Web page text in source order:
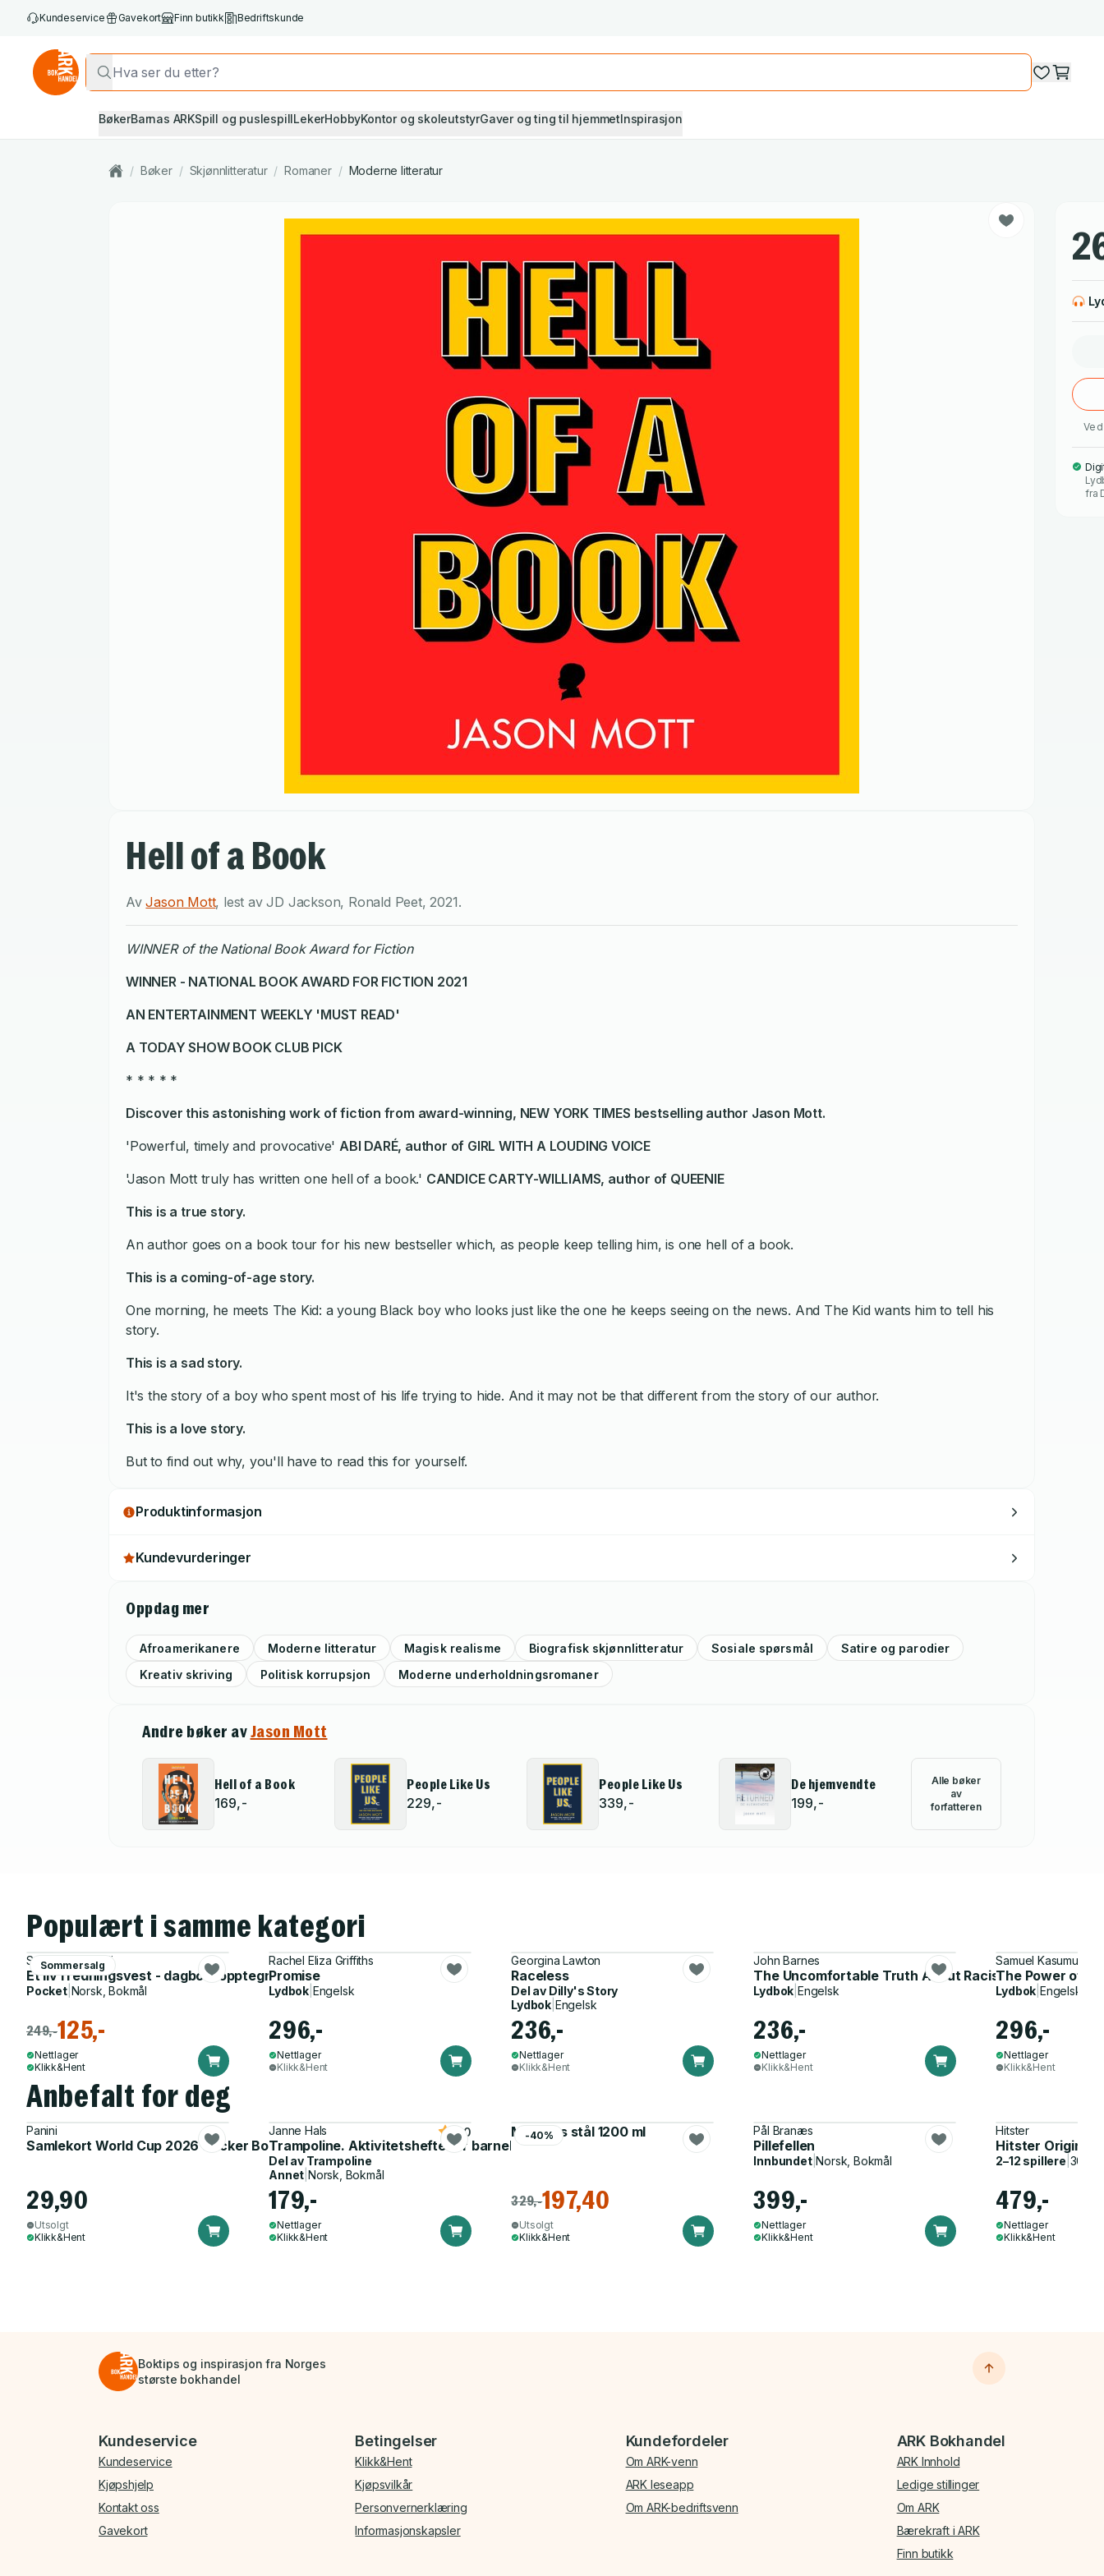
Kundeservice Gavekort Finn butikk Bedriftskunde
BøkerBarnas ARKSpill og puslespillLekerHobbyKontor og skoleutstyrGaver og ting til hjemmetInspirasjon
/ Bøker / Skjønnlitteratur / Romaner / Moderne litteratur
Hell of a Book
AvJason Mott, lest avJD Jackson, Ronald Peet,2021.
WINNER of the National Book Award for Fiction
WINNER - NATIONAL BOOK AWARD FOR FICTION 2021
AN ENTERTAINMENT WEEKLY 'MUST READ'
A TODAY SHOW BOOK CLUB PICK
* * * * *
Discover this astonishing work of fiction from award-winning, NEW YORK TIMES bestselling author Jason Mott.
'Powerful, timely and provocative' ABI DARÉ, author of GIRL WITH A LOUDING VOICE
'Jason Mott truly has written one hell of a book.' CANDICE CARTY-WILLIAMS, author of QUEENIE
This is a true story.
An author goes on a book tour for his new bestseller which, as people keep telling him, is one hell of a book.
This is a coming-of-age story.
One morning, he meets The Kid: a young Black boy who looks just like the one he keeps seeing on the news. And The Kid wants him to tell his
story.
This is a sad story.
It's the story of a boy who spent most of his life trying to hide. And it may not be that different from the story of our author.
This is a love story.
But to find out why, you'll have to read this for yourself.
Produktinformasjon
Kundevurderinger
Oppdag mer
Afroamerikanere Moderne litteratur Magisk realisme Biografisk skjønnlitteratur Sosiale spørsmål
Satire og parodier
Kreativ skriving
Politisk korrupsjon Moderne underholdningsromaner
Andre bøker avJason Mott
Hell of a Book
169,-
People Like Us
229,-
People Like Us
339,-
De hjemvendte
199,-
Alle bøker
av
forfatteren
fra
Populært i samme kategori
Sommersalg
Sumaya Jirde Ali
Et liv i redningsvest - dagboksopptegnelser om norsk rasisme
Pocket| Norsk, Bokmål
249,-125,-
Nettlager
Klikk&Hent
Rachel Eliza Griffiths
Promise
Lydbok| Engelsk
296,-
Nettlager
Klikk&Hent
Georgina Lawton
Raceless
Del av Dilly's Story
Lydbok Engelsk
236,-
Nettlager
Klikk&Hent
John Barnes
The Uncomfortable Truth About Racism
Lydbok Engelsk
236,-
Nettlager
Klikk&Hent
Samuel Kasumu
The Power of
Lydbok |Engelsk
296,-
Nettlager
Klikk&Hent
Anbefalt for deg
Panini
Samlekort World Cup 2026 Sticker Booster
29,90
Utsolgt
Klikk&Hent
Janne Hals
Trampoline. Aktivitetshefte for barnehagen
5.0
Del av Trampoline
Annet Norsk, Bokmål
179,-
Nettlager
Klikk&Hent
-40%
Matboks stål 1200 ml
329,-197,40
Utsolgt
Klikk&Hent
Pål Branæs
Pillefellen
Innbundet|Norsk, Bokmål
399,-
Nettlager
Klikk&Hent
Hitster
Hitster Original
2–12 spillere
479,-
Nettlager
Klikk&Hent
Boktips og inspirasjon fra Norges
største bokhandel
Bunnmeny
Kundeservice
Kundeservice
Kjøpshjelp
Kontakt oss
Gavekort
Betingelser
Klikk&Hent
Kjøpsvilkår
Personvernerklæring
Informasjonskapsler
Kundefordeler
Om ARK-venn
ARK leseapp
Om ARK-bedriftsvenn
ARK Bokhandel
ARK Innhold
Ledige stillinger
Om ARK
Bærekraft i ARK
Finn butikk